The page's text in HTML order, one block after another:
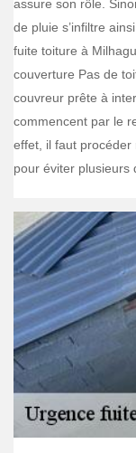
assure son rôle.
de pluie s’infiltre
fuite toiture à
couverture Pas de
couvreur prête à
commencent par le
effet, il faut
pour éviter plusieurs